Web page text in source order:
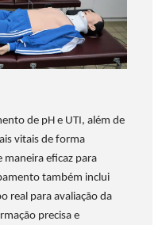
de pH e UTI, além de
vitais de forma
eficaz para
também inclui
real para avaliação da
precisa e